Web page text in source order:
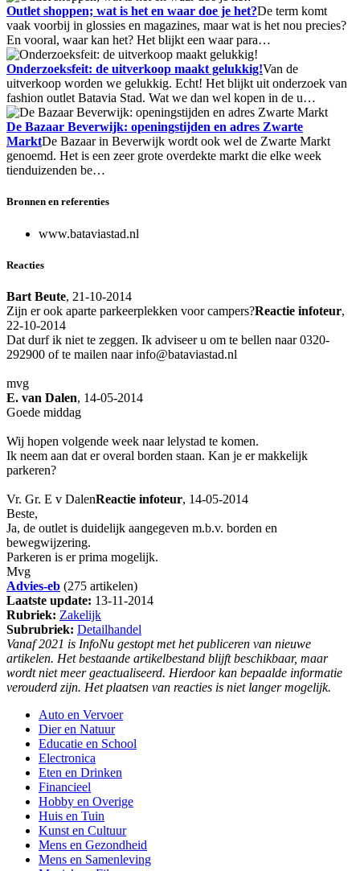
Outlet shoppen; wat is het en waar doe je het?De term komt
vaak voorbij in glossies en magazines, maar wat is het nou precies?
En vooral, waar kan het? Het blijkt een waar para…
Onderzoeksfeit: de uitverkoop maakt gelukkig!Van de
uitverkoop worden we gelukkig. Echt! Het blijkt uit onderzoek van
fashion outlet Batavia Stad. Wat we dan wel kopen in de u…
De Bazaar Beverwijk: openingstijden en adres Zwarte
MarktDe Bazaar in Beverwijk wordt ook wel de Zwarte Markt
genoemd. Het is een zeer grote overdekte markt die elke week
tienduizenden be…
Bronnen en referenties
www.bataviastad.nl
Reacties
Bart Beute, 21-10-2014
Zijn er ook aparte parkeerplekken voor campers?Reactie infoteur,
22-10-2014
Dat durf ik niet te zeggen. Ik adviseer u om te bellen naar 0320-
292900 of te mailen naar info@bataviastad.nl
mvg
E. van Dalen, 14-05-2014
Goede middag
Wij hopen volgende week naar lelystad te komen.
Ik neem aan dat er overal borden staan. Kan je er makkelijk
parkeren?
Vr. Gr. E v DalenReactie infoteur, 14-05-2014
Beste,
Ja, de outlet is duidelijk aangegeven m.b.v. borden en
bewegwijzering.
Parkeren is er prima mogelijk.
Mvg
Advies-eb (275 artikelen)
Laatste update: 13-11-2014
Rubriek: Zakelijk
Subrubriek: Detailhandel
Vanaf 2021 is InfoNu gestopt met het publiceren van nieuwe
artikelen. Het bestaande artikelbestand blijft beschikbaar, maar
wordt niet meer geactualiseerd. Hierdoor kan bepaalde informatie
verouderd zijn. Het plaatsen van reacties is niet langer mogelijk.
Auto en Vervoer
Dier en Natuur
Educatie en School
Electronica
Eten en Drinken
Financieel
Hobby en Overige
Huis en Tuin
Kunst en Cultuur
Mens en Gezondheid
Mens en Samenleving